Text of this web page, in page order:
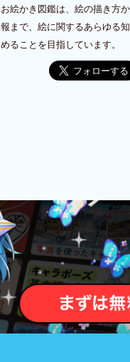
お絵かき図鑑は、絵の描き方
報まで、絵に関するあらゆる
めることを目指しています。